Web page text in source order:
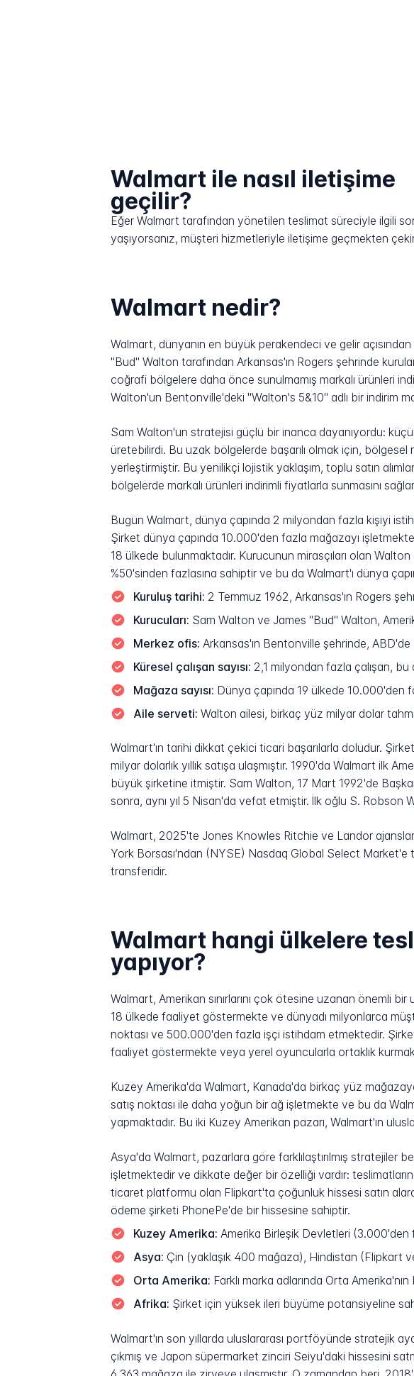
Walmart ile nasıl iletişime
geçilir?
Eğer Walmart tarafından yönetilen teslimat süreciyle ilgili
yaşıyorsanız, müşteri hizmetleriyle iletişime geçmekten
Walmart nedir?
Walmart, dünyanın en büyük perakendeci ve gelir
"Bud" Walton tarafından Arkansas'ın Rogers şehrinde
coğrafi bölgelere daha önce sunulmamış markalı ürünleri
Walton'un Bentonville'deki "Walton's 5&10" adlı bir indirim
Sam Walton'un stratejisi güçlü bir inanca dayanıyordu:
üretebilirdi. Bu uzak bölgelerde başarılı olmak için,
yerleştirmiştir. Bu yenilikçi lojistik yaklaşım, toplu satın
bölgelerde markalı ürünleri indirimli fiyatlarla sunmasını
Bugün Walmart, dünya çapında 2 milyondan fazla kişiyi
Şirket dünya çapında 10.000'den fazla mağazayı
18 ülkede bulunmaktadır. Kurucunun mirasçıları olan
%50'sinden fazlasına sahiptir ve bu da Walmart'ı dünya
Kuruluş tarihi: 2 Temmuz 1962, Arkansas'ın Rogers
Kurucuları: Sam Walton ve James "Bud" Walton,
Merkez ofis: Arkansas'ın Bentonville şehrinde,
Küresel çalışan sayısı: 2,1 milyondan fazla çalışan,
Mağaza sayısı: Dünya çapında 19 ülkede 10.000'den
Aile serveti: Walton ailesi, birkaç yüz milyar dolar
Walmart'ın tarihi dikkat çekici ticari başarılarla doludur.
milyar dolarlık yıllık satışa ulaşmıştır. 1990'da Walmart ilk
büyük şirketine itmiştir. Sam Walton, 17 Mart 1992'de
sonra, aynı yıl 5 Nisan'da vefat etmiştir. İlk oğlu S. Robson
Walmart, 2025'te Jones Knowles Ritchie ve Landor
York Borsası'ndan (NYSE) Nasdaq Global Select
transferidir.
Walmart hangi ülkelere
yapıyor?
Walmart, Amerikan sınırlarını çok ötesine uzanan önemli
18 ülkede faaliyet göstermekte ve dünyadı milyonlarca
noktası ve 500.000'den fazla işçi istihdam etmektedir.
faaliyet göstermekte veya yerel oyuncularla ortaklık
Kuzey Amerika'da Walmart, Kanada'da birkaç yüz
satış noktası ile daha yoğun bir ağ işletmekte ve bu da
yapmaktadır. Bu iki Kuzey Amerikan pazarı, Walmart'ın
Asya'da Walmart, pazarlara göre farklılaştırılmış stratejiler
işletmektedir ve dikkate değer bir özelliği vardır:
ticaret platformu olan Flipkart'ta çoğunluk hissesi satın
ödeme şirketi PhonePe'de bir hissesine sahiptir.
Kuzey Amerika: Amerika Birleşik Devletleri
Asya: Çin (yaklaşık 400 mağaza), Hindistan (Flipkart ve
Orta Amerika: Farklı marka adlarında Orta
Afrika: Şirket için yüksek ileri büyüme potansiyeline
Walmart'ın son yıllarda uluslararası portföyünde stratejik
çıkmış ve Japon süpermarket zinciri Seiyu'daki hissesini